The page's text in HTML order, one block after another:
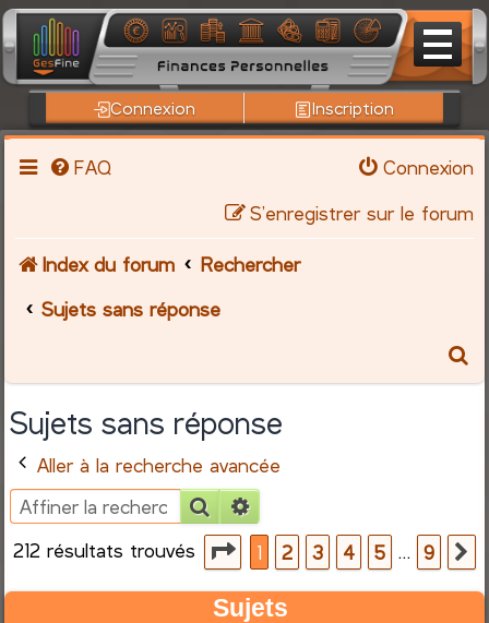
Connexion Inscription
FAQ
Connexion
S’enregistrer sur le forum
Index du forum
Rechercher
Sujets sans réponse
e
r
Sujets sans réponse
Aller à la recherche avancée
Rechercher
212 résultats trouvés
Page1sur
1 2 3 4 5 … 9
Sujets